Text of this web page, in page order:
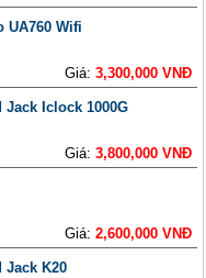
UA760 Wifi
Giá:3,300,000 VNĐ
Iclock 1000G
Giá:3,800,000 VNĐ
Giá:2,600,000 VNĐ
Jack K20